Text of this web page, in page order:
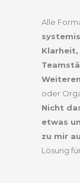
z.
Alle
oder
Nicht
etwas
zu mir
Lösung